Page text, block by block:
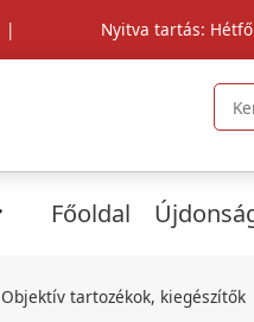
| Nyitva tartás:
Főoldal
Objektív tartozékok, kiegészítők